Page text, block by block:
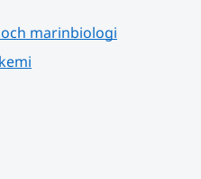
marinbiologi